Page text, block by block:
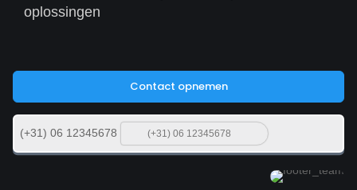
oplossingen
Contact opnemen
(+31) 06 12345678